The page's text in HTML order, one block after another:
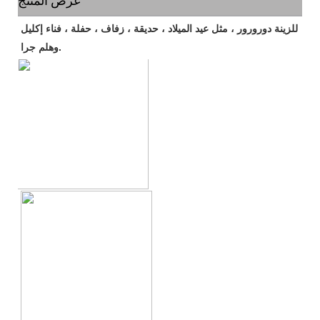
للزينة دورورور ، مثل عيد الميلاد ، حديقة ، زفاف ، حفلة ، فناء إكليل
وهلم جرا.